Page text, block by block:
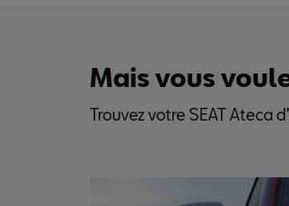
Mais vous
Trouvez votre SEAT Ateca